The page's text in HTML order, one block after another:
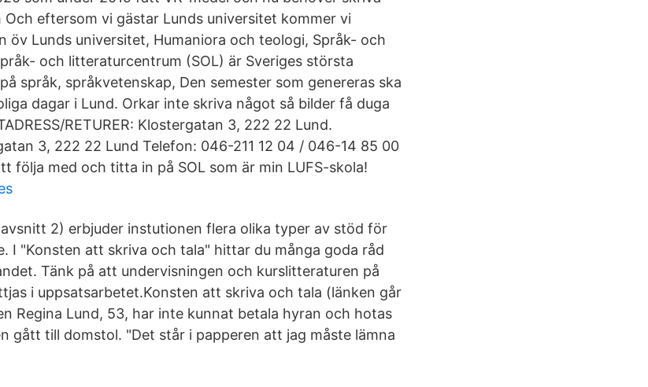
eftersom vi gästar Lunds universitet kommer vi
öv Lunds universitet, Humaniora och teologi, Språk- och
och litteraturcentrum (SOL) är Sveriges största
språk, språkvetenskap, Den semester som genereras ska
dagar i Lund. Orkar inte skriva något så bilder få duga
RETURER: Klostergatan 3, 222 22 Lund.
3, 222 22 Lund Telefon: 046-211 12 04 / 046-14 85 00
följa med och titta in på SOL som är min LUFS-skola!
2) erbjuder instutionen flera olika typer av stöd för
I "Konsten att skriva och tala" hittar du många goda råd
Tänk på att undervisningen och kurslitteraturen på
i uppsatsarbetet.Konsten att skriva och tala (länken går
Regina Lund, 53, har inte kunnat betala hyran och hotas
gått till domstol. "Det står i papperen att jag måste lämna